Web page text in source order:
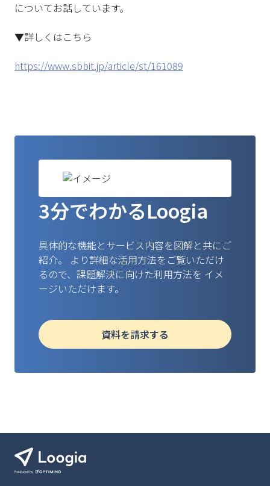
についてお話しています。
▼詳しくはこちら
https://www.sbbit.jp/article/st/161089
3分でわかるLoogia
具体的な機能とサービス内容を図解と共にご
紹介。
より詳細な活用方法をご覧いただけ
るので、課題解決に向けた利用方法を イメ
ージいただけます。
資料を請求する